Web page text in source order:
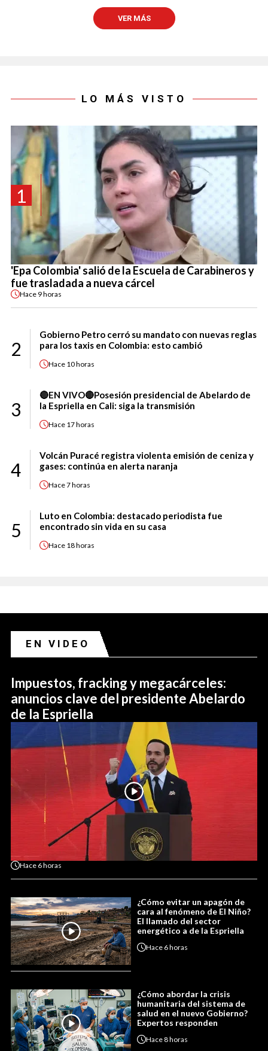
VER MÁS
LO MÁS VISTO
1
'Epa Colombia' salió de la Escuela de Carabineros y
fue trasladada a nueva cárcel
Hace 9 horas
2
Gobierno Petro cerró su mandato con nuevas reglas
para los taxis en Colombia: esto cambió
Hace 10 horas
3
🔴EN VIVO🔴Posesión presidencial de Abelardo de
la Espriella en Cali: siga la transmisión
Hace 17 horas
4
Volcán Puracé registra violenta emisión de ceniza y
gases: continúa en alerta naranja
Hace7 horas
5
Luto en Colombia: destacado periodista fue
encontrado sin vida en su casa
Hace 18 horas
EN VIDEO
Impuestos, fracking y megacárceles:
anuncios clave del presidente Abelardo
de la Espriella
Hace 6 horas
¿Cómo evitar un apagón de
cara al fenómeno de El Niño?
El llamado del sector
energético a de la Espriella
Hace 6 horas
¿Cómo abordar la crisis
humanitaria del sistema de
salud en el nuevo Gobierno?
Expertos responden
Hace8 horas